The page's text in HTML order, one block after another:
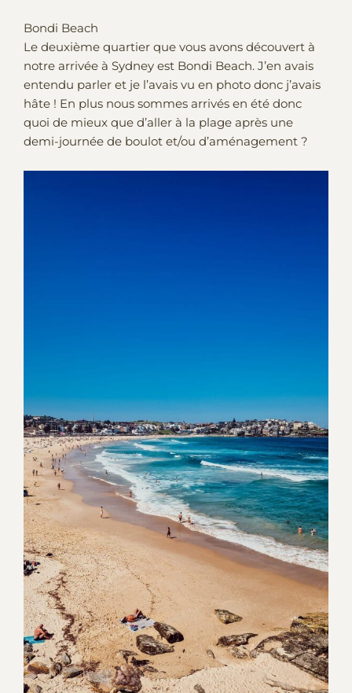
Bondi Beach
Le deuxième quartier que vous avons découvert à
notre arrivée à Sydney est Bondi Beach. J’en avais
entendu parler et je l’avais vu en photo donc j’avais
hâte ! En plus nous sommes arrivés en été donc
quoi de mieux que d’aller à la plage après une
demi-journée de boulot et/ou d’aménagement ?